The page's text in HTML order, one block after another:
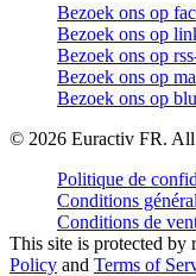
Bezoek ons op
Bezoek ons op
Bezoek ons op
Bezoek ons op
Bezoek ons op
© 2026 Euractiv FR. All
Politique de
Conditions
Conditions de
This site is protected
Policy and Terms of